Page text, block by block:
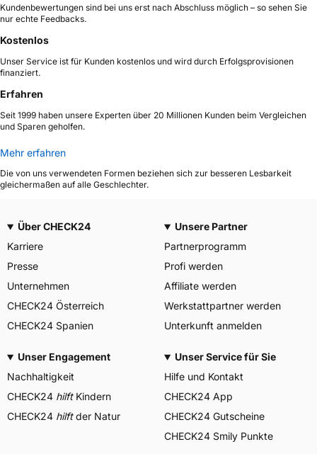
Kundenbewertungen sind bei uns erst nach Abschluss möglich – so sehen Sie
nur echte Feedbacks.
Kostenlos
Unser Service ist für Kunden kostenlos und wird durch Erfolgsprovisionen
finanziert.
Erfahren
Seit 1999 haben unsere Experten über 20 Millionen Kunden beim Vergleichen
und Sparen geholfen.
Mehr erfahren
Die von uns verwendeten Formen beziehen sich zur besseren Lesbarkeit
gleichermaßen auf alle Geschlechter.
Über CHECK24
Karriere
Presse
Unternehmen
CHECK24 Österreich
CHECK24 Spanien
Unsere Partner
Partnerprogramm
Profi werden
Affiliate werden
Werkstattpartner werden
Unterkunft anmelden
Unser Engagement
Nachhaltigkeit
CHECK24 hilftKindern
CHECK24 hilftder Natur
Unser Service für Sie
Hilfe und Kontakt
CHECK24 App
CHECK24 Gutscheine
CHECK24 Smily Punkte